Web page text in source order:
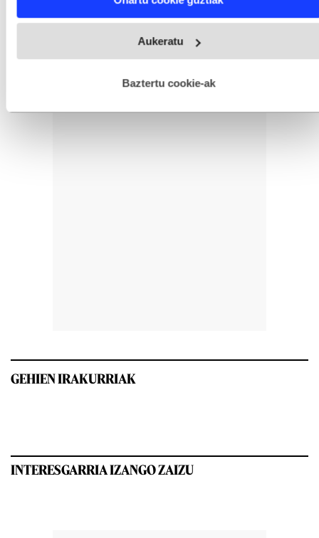
and set your preferences in thedetails section
fitxategiak erabiltzen ditu. Zure esperientzia eta zerbitzuak
esplizitua ematen diguzu.Gehiago irakurri
Aukeratu
Baztertu cookie-ak
GEHIEN IRAKURRIAK
INTERESGARRIA IZANGO ZAIZU